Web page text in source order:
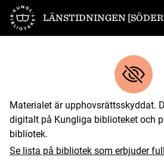
Till startsidan
LÄNSTIDNINGEN
Materialet är upphovsrättsskyddat.
digitalt på Kungliga biblioteket och
bibliotek.
Se lista på bibliotek som erbjuder